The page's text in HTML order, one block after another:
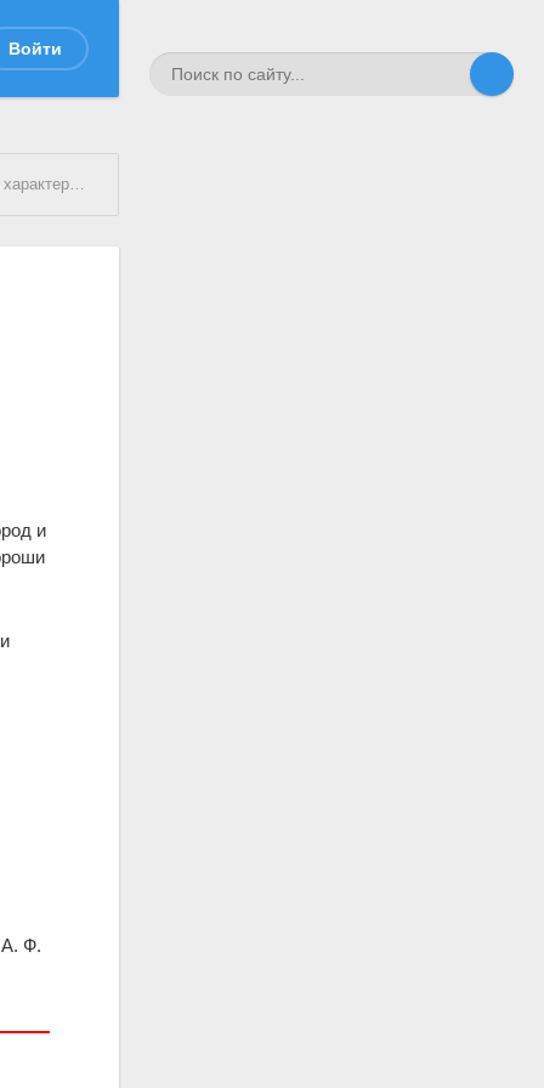
Войти
Севастополя
и
Ф.